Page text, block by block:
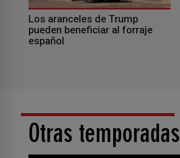
Los aranceles de Trump
pueden beneficiar al forraje
español
Otras temporadas